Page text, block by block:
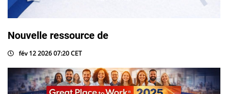
Nouvelle ressource de
fév 12 2026 07:20 CET